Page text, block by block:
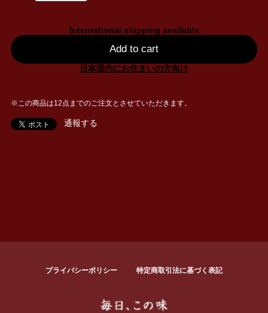
International shipping available
Add to cart
日本国内にお住まいの方向け
※この商品は12点までのご注文とさせていただきます。
通報する
プライバシーポリシー 特定商取引法に基づく表記